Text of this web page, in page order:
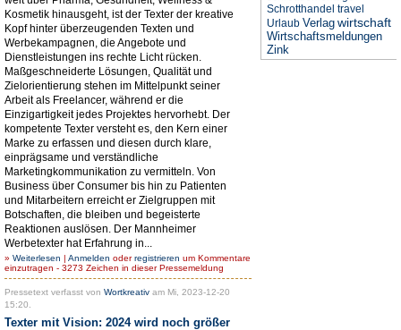
Kosmetik hinausgeht, ist der Texter der kreative
Kopf hinter überzeugenden Texten und
Werbekampagnen, die Angebote und
Dienstleistungen ins rechte Licht rücken.
Maßgeschneiderte Lösungen, Qualität und
Zielorientierung stehen im Mittelpunkt seiner
Arbeit als Freelancer, während er die
Einzigartigkeit jedes Projektes hervorhebt. Der
kompetente Texter versteht es, den Kern einer
Marke zu erfassen und diesen durch klare,
einprägsame und verständliche
Marketingkommunikation zu vermitteln. Von
Business über Consumer bis hin zu Patienten
und Mitarbeitern erreicht er Zielgruppen mit
Botschaften, die bleiben und begeisterte
Reaktionen auslösen. Der Mannheimer
Werbetexter hat Erfahrung in...
» Weiterlesen | Anmelden oderregistrieren um Kommentare
einzutragen - 3273 Zeichen in dieser Pressemeldung
Pressetext verfasst von Wortkreativ am Mi, 2023-12-20
15:20.
Texter mit Vision: 2024 wird noch größer
Schrotthandel travel
Urlaub Verlag wirtschaft
Wirtschaftsmeldungen
Zink